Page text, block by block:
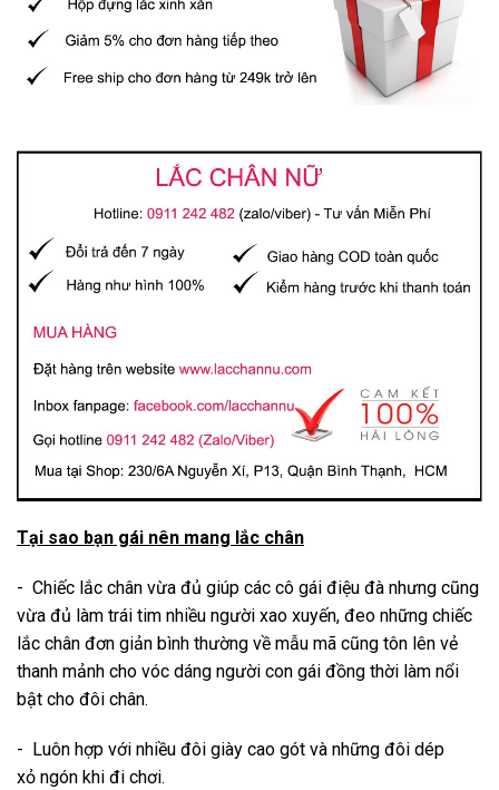
Tại sao bạn gái nên mang lắc chân
- Chiếc lắc chân vừa đủ giúp các cô gái điệu đà nhưng cũng
vừa đủ làm trái tim nhiều người xao xuyến, đeo những chiếc
lắc chân đơn giản bình thường về mẫu mã cũng tôn lên vẻ
thanh mảnh cho vóc dáng người con gái đồng thời làm nổi
bật cho đôi chân.
- Luôn hợp với nhiều đôi giày cao gót và những đôi dép
xỏ ngón khi đi chơi.